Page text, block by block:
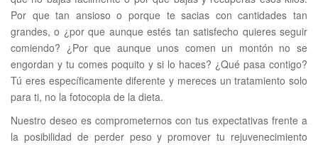
Por que tan ansioso o porque te sacias con cantidades tan
grandes, o ¿por que aunque estés tan satisfecho quieres seguir
comiendo? ¿Por que aunque unos comen un montón no se
engordan y tu comes poquito y si lo haces? ¿Qué pasa contigo?
Tú eres específicamente diferente y mereces un tratamiento solo
para ti, no la fotocopia de la dieta.
Nuestro deseo es comprometernos con tus expectativas frente a
la posibilidad de perder peso y promover tu rejuvenecimiento